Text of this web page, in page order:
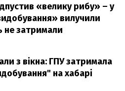
«велику рибу» – у
вилучили
не затримали
з вікна: ГПУ затримала
на хабарі